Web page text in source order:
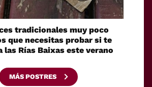
tradicionales muy poco
que necesitas probar si te
las Rías Baixas este verano
MÁS POSTRES